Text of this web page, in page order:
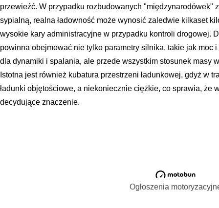
przewieźć. W przypadku rozbudowanych "międzynarodówek"
sypialną, realna ładowność może wynosić zaledwie kilkaset
wysokie kary administracyjne w przypadku kontroli drogowej.
powinna obejmować nie tylko parametry silnika, takie jak moc
dla dynamiki i spalania, ale przede wszystkim stosunek masy
Istotna jest również kubatura przestrzeni ładunkowej, gdyż w
ładunki objętościowe, a niekoniecznie ciężkie, co sprawia, że
decydujące znaczenie.
Ogłoszenia